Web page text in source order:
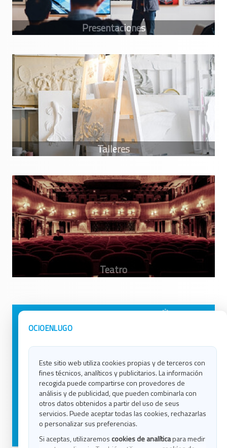
OCIOENLUGO
Este sitio web utiliza cookies propias y de terceros con
fines técnicos, analíticos y publicitarios. La información
recogida puede compartirse con provedores de
análisis y de publicidad, que pueden combinarla con
otros datos obtenidos a partir del uso de seus
servicios. Puede aceptar todas las cookies, rechazarlas
o personalizar sus preferencias.
Si aceptas, utilizaremos cookies de analíticapara medir
Avisos Legales
Contacto
Política de Cookies
Ocio en Lugo
Ocio en Ourense
Ocio en Pontevedra
Ocio en Santiago
Ocio en Vigo
Blog